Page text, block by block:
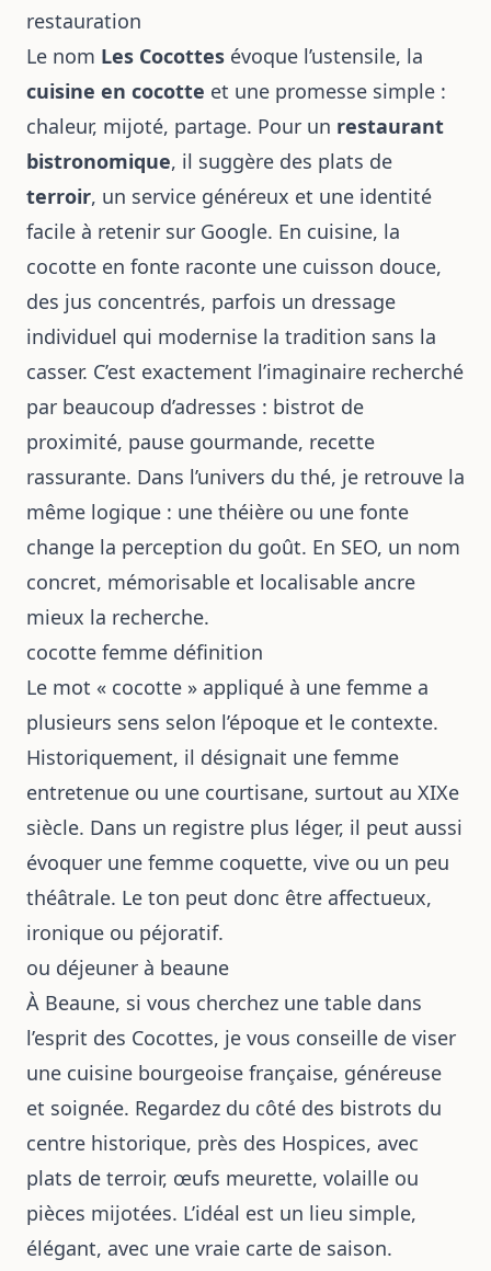
restauration
Le nom Les Cocottes évoque l’ustensile, la
cuisine en cocotte et une promesse simple :
chaleur, mijoté, partage. Pour un restaurant
bistronomique, il suggère des plats de
terroir, un service généreux et une identité
facile à retenir sur Google. En cuisine, la
cocotte en fonte raconte une cuisson douce,
des jus concentrés, parfois un dressage
individuel qui modernise la tradition sans la
casser. C’est exactement l’imaginaire recherché
par beaucoup d’adresses : bistrot de
proximité, pause gourmande, recette
rassurante. Dans l’univers du thé, je retrouve la
même logique : une théière ou une fonte
change la perception du goût. En SEO, un nom
concret, mémorisable et localisable ancre
mieux la recherche.
cocotte femme définition
Le mot « cocotte » appliqué à une femme a
plusieurs sens selon l’époque et le contexte.
Historiquement, il désignait une femme
entretenue ou une courtisane, surtout au XIXe
siècle. Dans un registre plus léger, il peut aussi
évoquer une femme coquette, vive ou un peu
théâtrale. Le ton peut donc être affectueux,
ironique ou péjoratif.
ou déjeuner à beaune
À Beaune, si vous cherchez une table dans
l’esprit des Cocottes, je vous conseille de viser
une cuisine bourgeoise française, généreuse
et soignée. Regardez du côté des bistrots du
centre historique, près des Hospices, avec
plats de terroir, œufs meurette, volaille ou
pièces mijotées. L’idéal est un lieu simple,
élégant, avec une vraie carte de saison.